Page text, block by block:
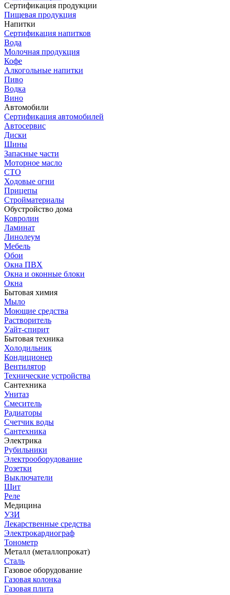
Сертификация продукции
Пищевая продукция
Напитки
Сертификация напитков
Вода
Молочная продукция
Кофе
Алкогольные напитки
Пиво
Водка
Вино
Автомобили
Сертификация автомобилей
Автосервис
Диски
Шины
Запасные части
Моторное масло
СТО
Ходовые огни
Прицепы
Стройматериалы
Обустройство дома
Ковролин
Ламинат
Линолеум
Мебель
Обои
Окна ПВХ
Окна и оконные блоки
Окна
Бытовая химия
Мыло
Моющие средства
Растворитель
Уайт-спирит
Бытовая техника
Холодильник
Кондиционер
Вентилятор
Технические устройства
Сантехника
Унитаз
Смеситель
Радиаторы
Счетчик воды
Сантехника
Электрика
Рубильники
Электрооборудование
Розетки
Выключатели
Щит
Реле
Медицина
УЗИ
Лекарственные средства
Электрокардиограф
Тонометр
Металл (металлопрокат)
Сталь
Газовое оборудование
Газовая колонка
Газовая плита